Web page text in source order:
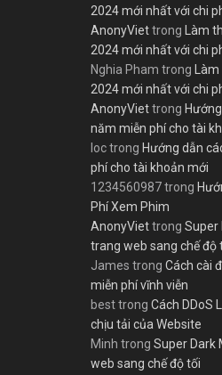
2024 mới nhất với chi
AnonyViettrong Làm
2024 mới nhất với chi
Nghia Pham trong
2024 mới nhất với chi
AnonyViettrong
năm miễn phí cho tài
loctrong Hướng dẫn
phí cho tài khoản mới
1234560987trong
Phí Xem Phim
AnonyViettrong Super
trang web sang chế độ
James trong Cách cài
miễn phí vĩnh viễn
besttrong Cách DDoS
chịu tải của Website
Minh trong Super Dark
web sang chế độ tối